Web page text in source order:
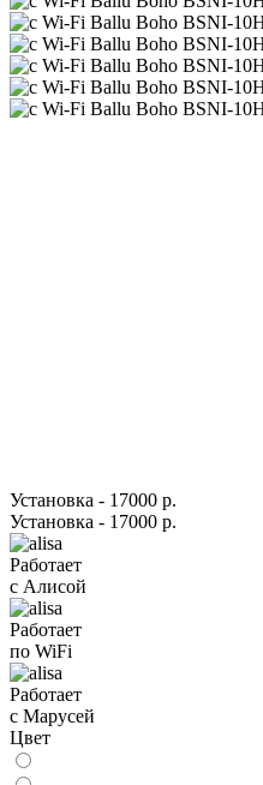
Установка - 17000 р.
Установка - 17000 р.
Работает
с Алисой
Работает
по WiFi
Работает
с Марусей
Цвет